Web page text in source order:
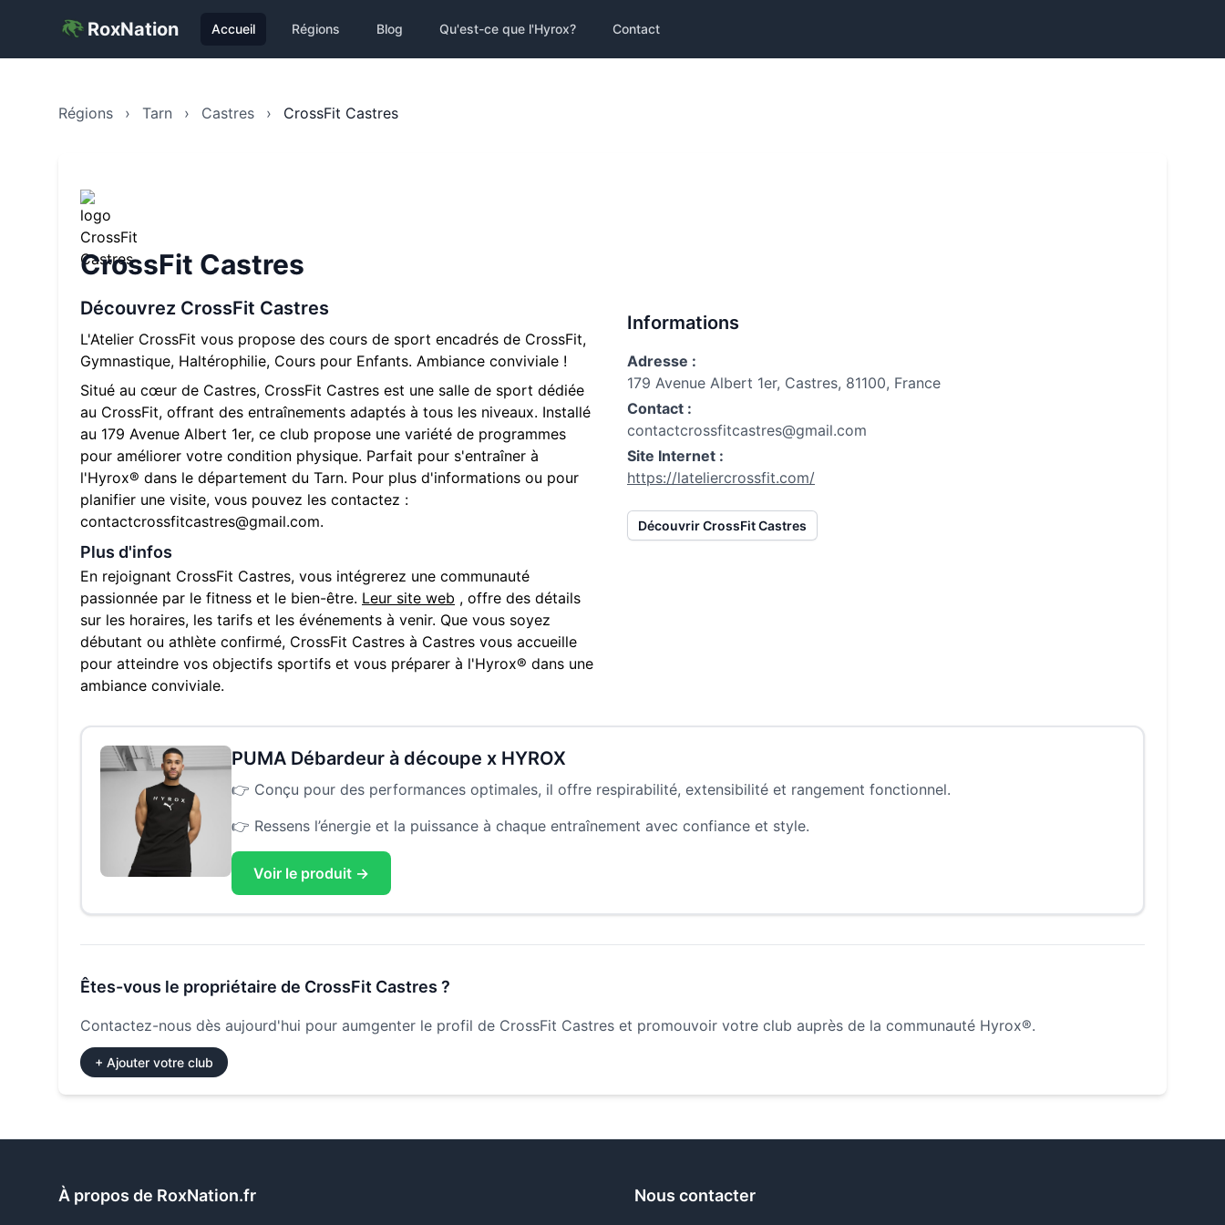
RoxNation Accueil Régions Blog Qu'est-ce que l'Hyrox? Contact
Régions › Tarn › Castres › CrossFit Castres
CrossFit Castres
Découvrez CrossFit Castres
L'Atelier CrossFit vous propose des cours de sport encadrés de CrossFit,
Gymnastique, Haltérophilie, Cours pour Enfants. Ambiance conviviale !
Situé au cœur de Castres, CrossFit Castres est une salle de sport dédiée
au CrossFit, offrant des entraînements adaptés à tous les niveaux. Installé
au 179 Avenue Albert 1er, ce club propose une variété de programmes
pour améliorer votre condition physique. Parfait pour s'entraîner à
l'Hyrox® dans le département du Tarn. Pour plus d'informations ou pour
planifier une visite, vous pouvez les contactez :
contactcrossfitcastres@gmail.com.
Plus d'infos
En rejoignant CrossFit Castres, vous intégrerez une communauté
passionnée par le fitness et le bien-être. Leur site web , offre des détails
sur les horaires, les tarifs et les événements à venir. Que vous soyez
débutant ou athlète confirmé, CrossFit Castres à Castres vous accueille
pour atteindre vos objectifs sportifs et vous préparer à l'Hyrox® dans une
ambiance conviviale.
Informations
Adresse :
179 Avenue Albert 1er, Castres, 81100, France
Contact :
contactcrossfitcastres@gmail.com
Site Internet :
https://lateliercrossfit.com/
DécouvrirCrossFit Castres
PUMA Débardeur à découpe x HYROX
👉 Conçu pour des performances optimales, il offre respirabilité, extensibilité et rangement fonctionnel.
👉 Ressens l’énergie et la puissance à chaque entraînement avec confiance et style.
Voir le produit →
Êtes-vous le propriétaire de CrossFit Castres ?
Contactez-nous dès aujourd'hui pour aumgenter le profil de CrossFit Castres et promouvoir votre club auprès de la communauté Hyrox®.
+ Ajouter votre club
À propos de RoxNation.fr Nous contacter